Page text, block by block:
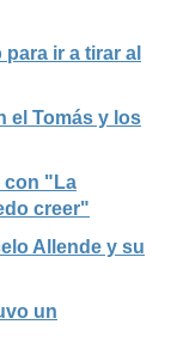
ir a tirar al
el Tomás y los
con "La
creer"
Allende y su
un